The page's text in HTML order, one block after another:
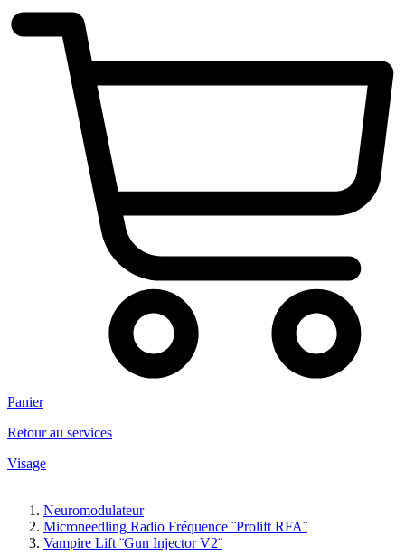
Panier
Retour au services
Visage
Neuromodulateur
Microneedling Radio Fréquence ¨Prolift RFA¨
Vampire Lift ¨Gun Injector V2¨